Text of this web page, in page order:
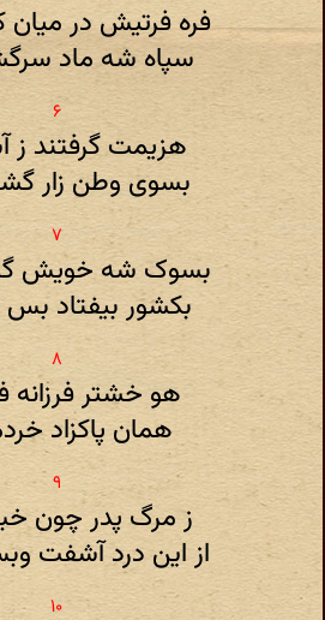
فره فرتیش در
سپاه شه ماد
هزیمت گرفتند ز
بسوی وطن زار
بسوک شه خویش
بکشور بیفتاد
هو خشتر فرزانه
همان پاکزاد
ز مرگ پدر چون
از این درد آشفت